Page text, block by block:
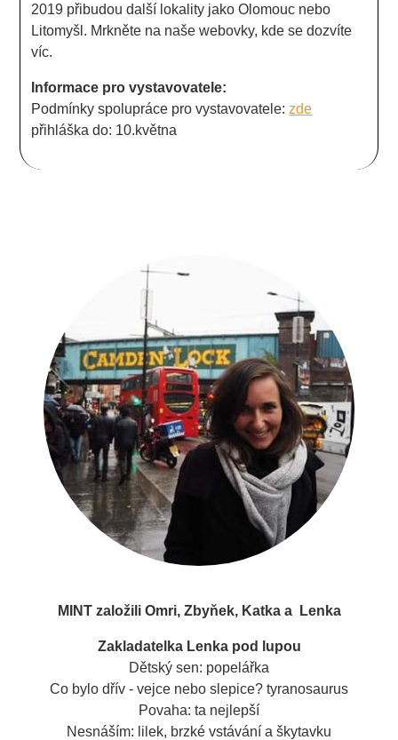
2019 přibudou další lokality jako Olomouc nebo
Litomyšl. Mrkněte na naše webovky, kde se dozvíte
víc.
Informace pro vystavovatele:
Podmínky spolupráce pro vystavovatele:zde
přihláška do: 10.května
MINT založili Omri, Zbyňek, Katka a Lenka
Zakladatelka Lenka pod lupou
Dětský sen: popelářka
Co bylo dřív - vejce nebo slepice? tyranosaurus
Povaha: ta nejlepší
Nesnáším: lilek, brzké vstávání a škytavku